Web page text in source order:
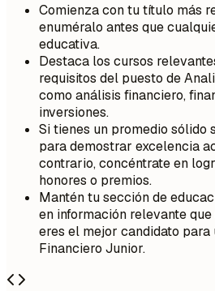
Comienza con tu título más
enuméralo antes que
educativa.
Destaca los cursos
requisitos del puesto de
como análisis financiero,
inversiones.
Si tienes un promedio sólido
para demostrar excelencia
contrario, concéntrate en
honores o premios.
Mantén tu sección de
en información relevante
eres el mejor candidato
Financiero Junior.